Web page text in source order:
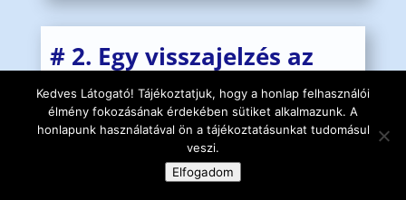
# 2. Egy visszajelzés az
egyik oktatáson
résztvevő nőtől:
„Prosztata masszázs!
A téma nagyon birizgálta a fantáziámat, deeeeee
Kedves Látogató! Tájékoztatjuk, hogy a honlap felhasználói
élmény fokozásának érdekében sütiket alkalmazunk. A
honlapunk használatával ön a tájékoztatásunkat tudomásul
veszi.
Elfogadom